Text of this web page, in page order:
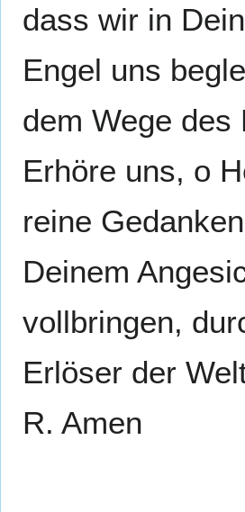
dass wir in
Engel uns
dem Wege des
Erhöre uns, o
reine
Deinem
vollbringen,
Erlöser der
R. Amen